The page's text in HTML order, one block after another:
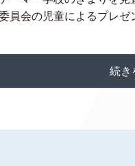
員会の児童によるプレゼ
続